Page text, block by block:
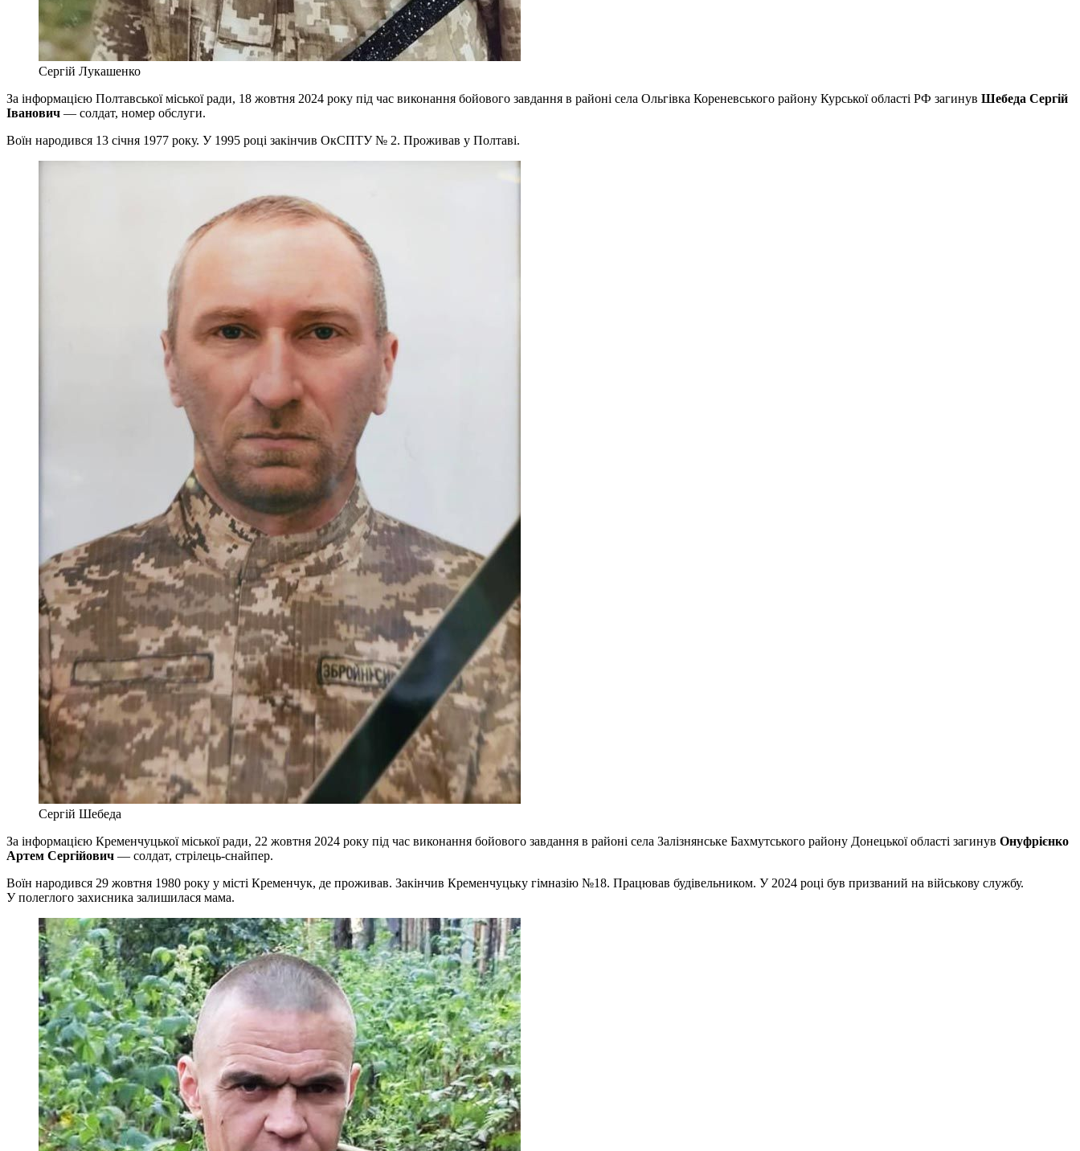
Сергій Лукашенко
За інформацією Полтавської міської ради, 18 жовтня 2024 року під час виконання бойового завдання в районі села Ольгівка Кореневського району Курської області РФ загинув Шебеда Сергій
Іванович — солдат, номер обслуги.
Воїн народився 13 січня 1977 року. У 1995 році закінчив ОкСПТУ № 2. Проживав у Полтаві.
Сергій Шебеда
За інформацією Кременчуцької міської ради, 22 жовтня 2024 року під час виконання бойового завдання в районі села Залізнянське Бахмутського району Донецької області загинув Онуфрієнко
Артем Сергійович — солдат, стрілець-снайпер.
Воїн народився 29 жовтня 1980 року у місті Кременчук, де проживав. Закінчив Кременчуцьку гімназію №18. Працював будівельником. У 2024 році був призваний на військову службу.
У полеглого захисника залишилася мама.